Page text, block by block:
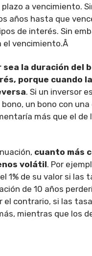
a vencimiento.
años hasta que
de interés. Sin
el vencimiento.Â
la duración del
porque cuando
. Si un inversor
un bono con
más que el de
cuanto más
volátil. Por
1% de su valor si las
de 10 años
el contrario, si las
mientras que los